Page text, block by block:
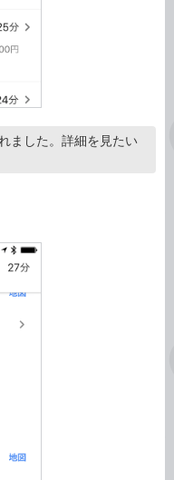
ました。詳細を見たい